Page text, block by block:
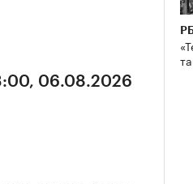
06.08.2026